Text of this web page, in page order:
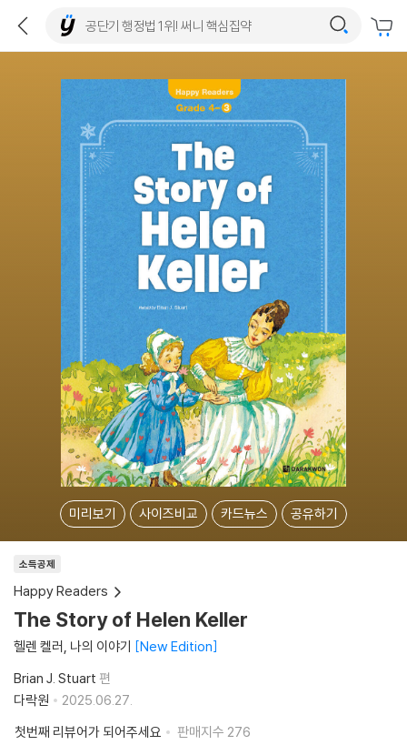
미리보기 사이즈비교 카드뉴스 공유하기
소득공제
Happy Readers
The Story of Helen Keller
헬렌 켈러, 나의 이야기 New Edition
Brian J. Stuart 편
다락원
2025.06.27.
첫번째 리뷰어가 되어주세요
판매지수 276